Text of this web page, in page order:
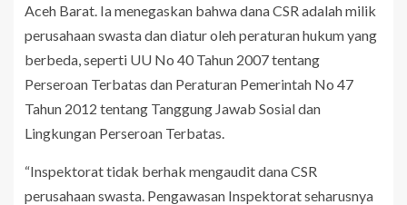
Aceh Barat. Ia menegaskan bahwa dana CSR adalah milik
perusahaan swasta dan diatur oleh peraturan hukum yang
berbeda, seperti UU No 40 Tahun 2007 tentang
Perseroan Terbatas dan Peraturan Pemerintah No 47
Tahun 2012 tentang Tanggung Jawab Sosial dan
Lingkungan Perseroan Terbatas.
“Inspektorat tidak berhak mengaudit dana CSR
perusahaan swasta. Pengawasan Inspektorat seharusnya